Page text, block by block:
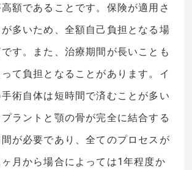
額であることです。保険が適用さ
多いため、全額自己負担となる場
す。また、治療期間が長いことも
て負担となることがあります。イ
術自体は短時間で済むことが多い
ラントと顎の骨が完全に結合する
が必要であり、全てのプロセスが
月から場合によっては1年程度か